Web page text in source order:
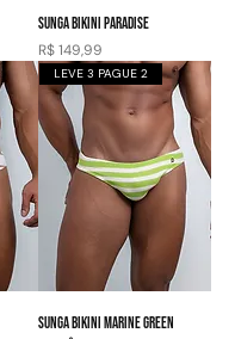
SUNGA BIKINI PARADISE
Preço
R$ 149,99
LEVE 3 PAGUE 2
SUNGA BIKINI MARINE GREEN